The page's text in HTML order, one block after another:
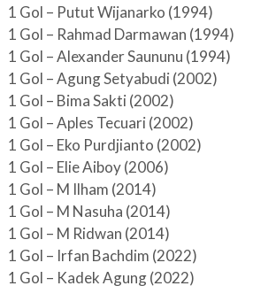
1 Gol – Putut Wijanarko (1994)
1 Gol – Rahmad Darmawan (1994)
1 Gol – Alexander Saununu (1994)
1 Gol – Agung Setyabudi (2002)
1 Gol – Bima Sakti (2002)
1 Gol – Aples Tecuari (2002)
1 Gol – Eko Purdjianto (2002)
1 Gol – Elie Aiboy (2006)
1 Gol – M Ilham (2014)
1 Gol – M Nasuha (2014)
1 Gol – M Ridwan (2014)
1 Gol – Irfan Bachdim (2022)
1 Gol – Kadek Agung (2022)